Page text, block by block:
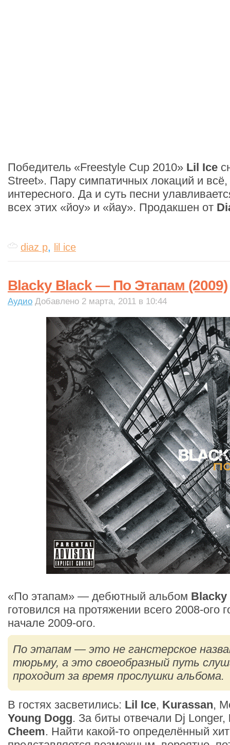
Победитель «Freestyle Cup 2010» Lil Ice
Street». Пару симпатичных локаций и
интересного. Да и суть песни
всех этих «йоу» и «йау». Продакшен от
diaz p, lil ice
Blacky Black — По Этапам (2009)
Аудио Добавлено 2 марта, 2011 в 10:44
«По этапам» — дебютный альбом Blacky
готовился на протяжении всего 2008-
начале 2009-ого.
По этапам — это не ганстерское
тюрьму, а это своеобразный путь
проходит за время прослушки альбома.
В гостях засветились: Lil Ice, Kurassan,
Young Dogg. За биты отвечали Dj Longer,
Cheem. Найти какой-то определённый